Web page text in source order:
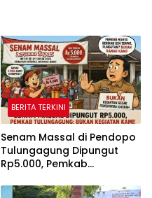
BERITA TERKINI
Senam Massal di Pendopo
Tulungagung Dipungut
Rp5.000, Pemkab
Pemerintah